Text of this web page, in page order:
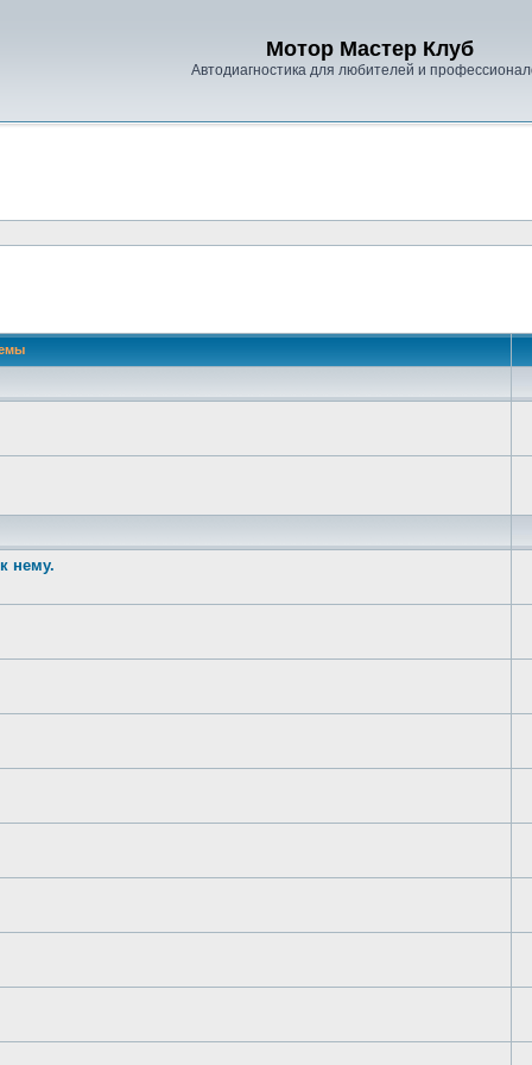
Мотор Мастер Клуб
Автодиагностика для любителей и
нему.